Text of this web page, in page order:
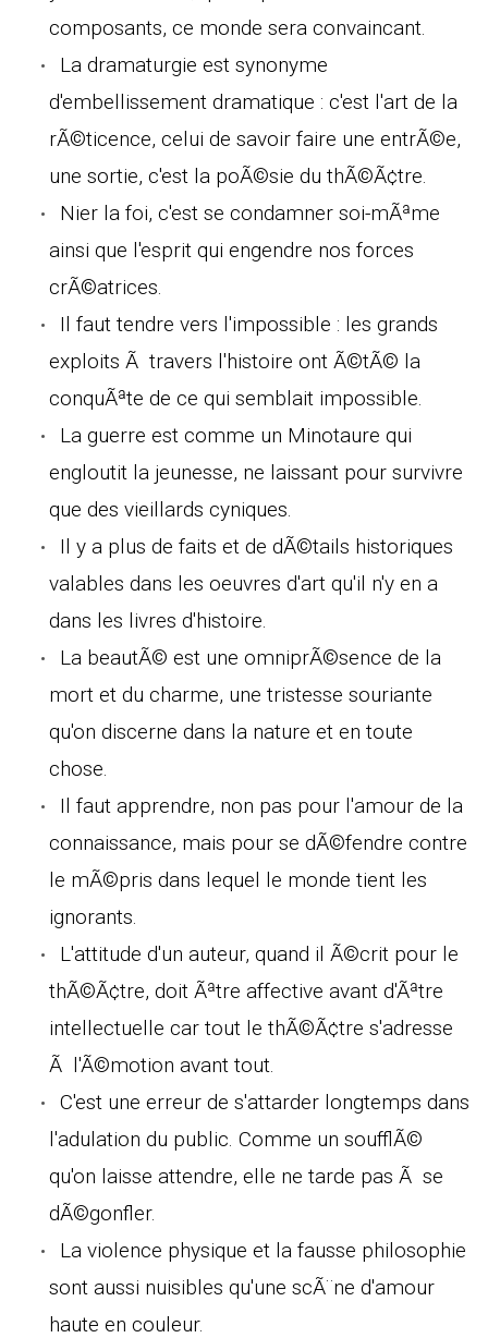
composants, ce monde sera convaincant.
La dramaturgie est synonyme
d'embellissement dramatique : c'est l'art de la
rÃ©ticence, celui de savoir faire une entrÃ©e,
une sortie, c'est la poÃ©sie du thÃ©Ã¢tre.
Nier la foi, c'est se condamner soi-mÃªme
ainsi que l'esprit qui engendre nos forces
crÃ©atrices.
Il faut tendre vers l'impossible : les grands
exploits Ã travers l'histoire ont Ã©tÃ© la
conquÃªte de ce qui semblait impossible.
La guerre est comme un Minotaure qui
engloutit la jeunesse, ne laissant pour survivre
que des vieillards cyniques.
Il y a plus de faits et de dÃ©tails historiques
valables dans les oeuvres d'art qu'il n'y en a
dans les livres d'histoire.
La beautÃ© est une omniprÃ©sence de la
mort et du charme, une tristesse souriante
qu'on discerne dans la nature et en toute
chose.
Il faut apprendre, non pas pour l'amour de la
connaissance, mais pour se dÃ©fendre contre
le mÃ©pris dans lequel le monde tient les
ignorants.
L'attitude d'un auteur, quand il Ã©crit pour le
thÃ©Ã¢tre, doit Ãªtre affective avant d'Ãªtre
intellectuelle car tout le thÃ©Ã¢tre s'adresse
Ã l'Ã©motion avant tout.
C'est une erreur de s'attarder longtemps dans
l'adulation du public. Comme un soufflÃ©
qu'on laisse attendre, elle ne tarde pas Ã se
dÃ©gonfler.
La violence physique et la fausse philosophie
sont aussi nuisibles qu'une scÃ¨ne d'amour
haute en couleur.